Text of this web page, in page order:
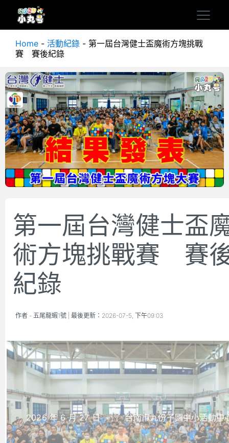
Home - 活動紀錄 - 第一屆台灣健士盃魔術方塊挑戰
賽 賽後紀錄
第一屆台灣健士盃
術方塊挑戰賽 賽
紀錄
作者 - 五尾龍蝦1號 | 最後更新： 2026-07-5, 下午09:03
2026 年 6 月 27 日 ｜ 台南市九份子國中小活動中